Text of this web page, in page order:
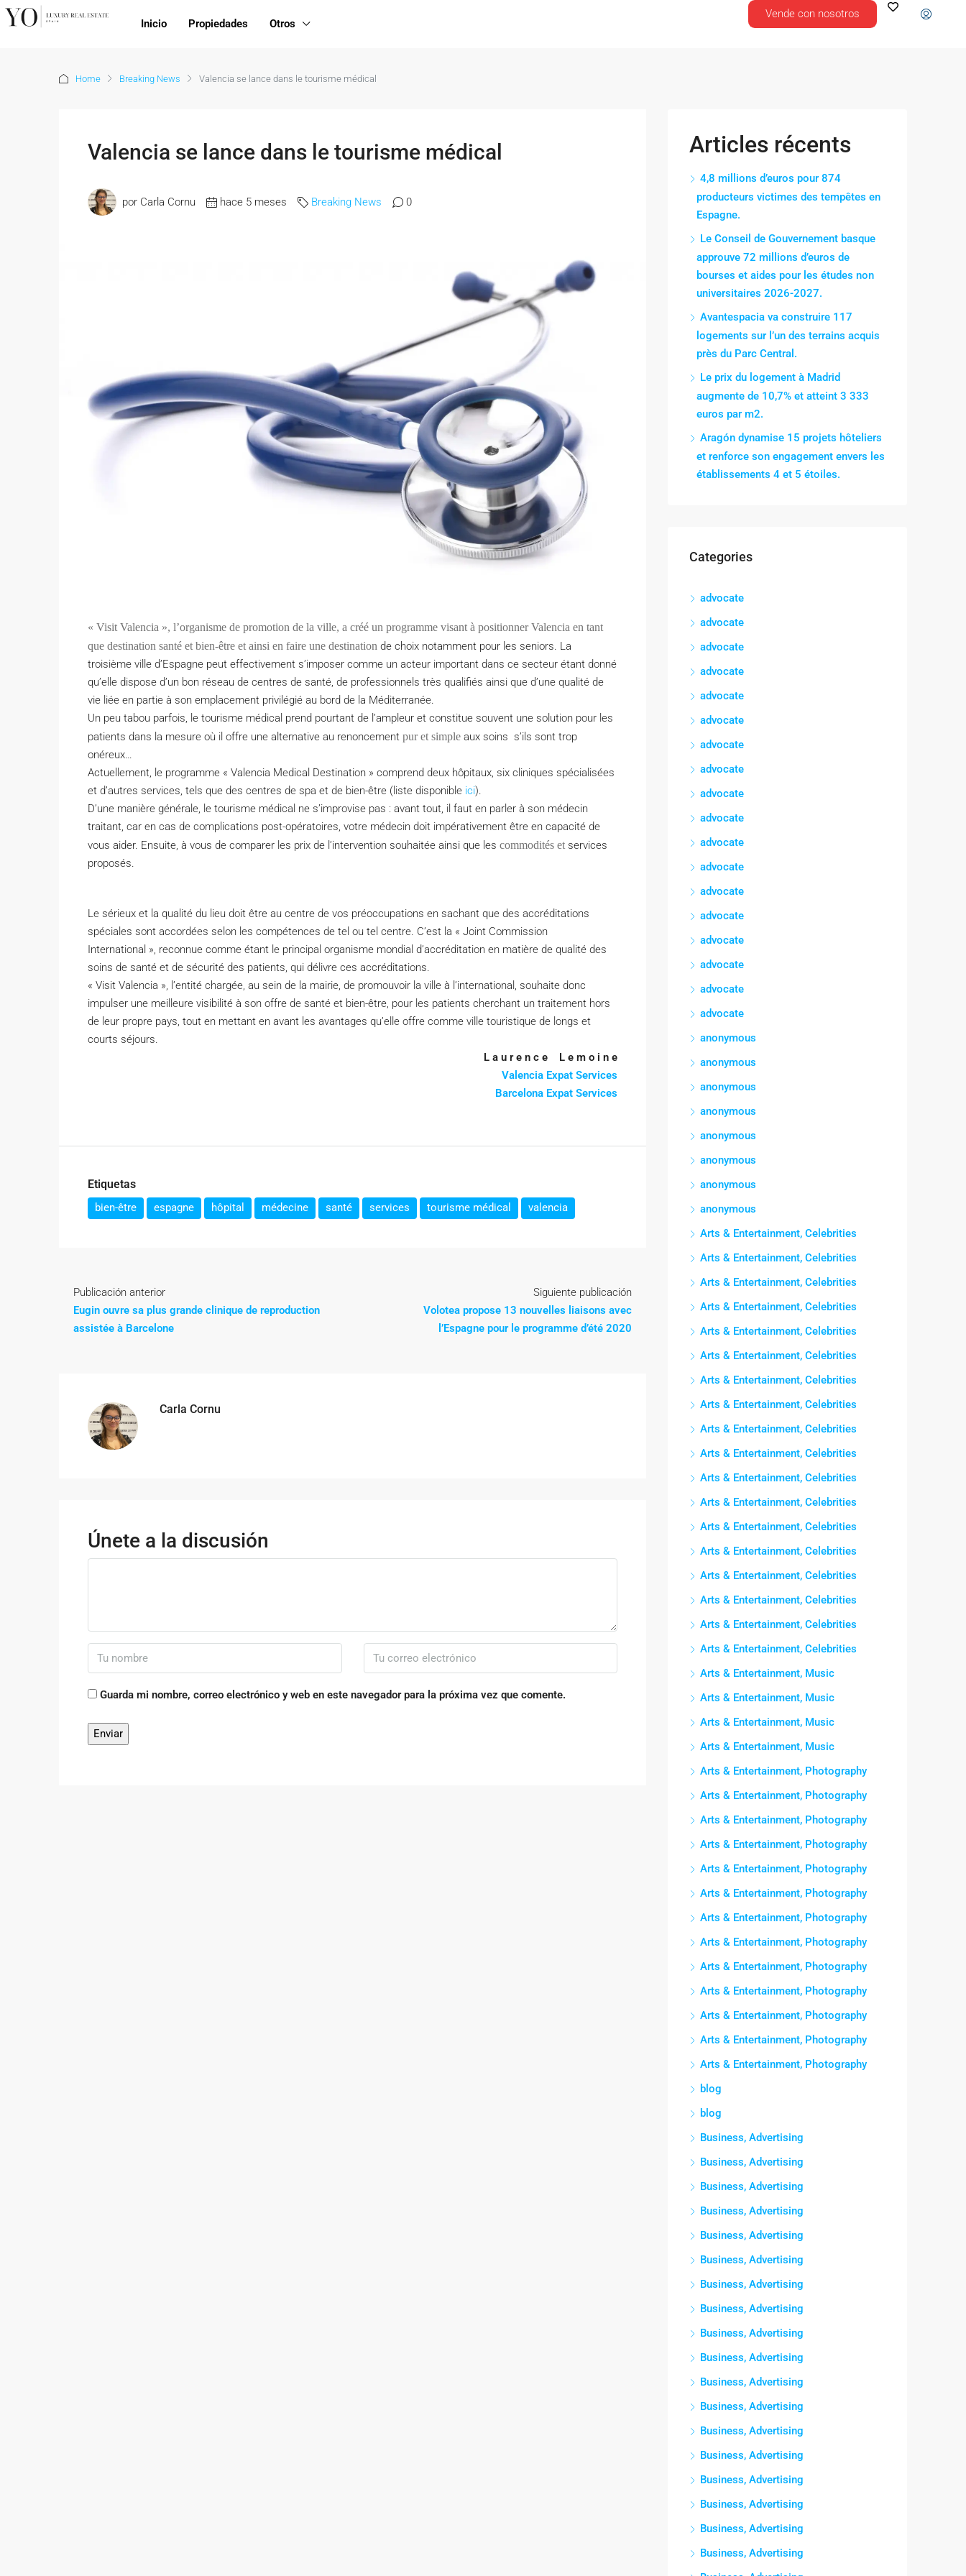
Inicio Propiedades Otros
Vende con nosotros
Home Breaking News Valencia se lance dans le tourisme médical
Valencia se lance dans le tourisme médical
por Carla Cornu hace 5 meses Breaking News 0
« Visit Valencia », l’organisme de promotion de la ville, a créé un programme visant à positionner Valencia en tant
que destination santé et bien-être et ainsi en faire une destination de choix notamment pour les seniors. La
troisième ville d’Espagne peut effectivement s’imposer comme un acteur important dans ce secteur étant donné
qu’elle dispose d’un bon réseau de centres de santé, de professionnels très qualifiés ainsi que d’une qualité de
vie liée en partie à son emplacement privilégié au bord de la Méditerranée.
Un peu tabou parfois, le tourisme médical prend pourtant de l’ampleur et constitue souvent une solution pour les
patients dans la mesure où il offre une alternative au renoncement pur et simple aux soins s’ils sont trop
onéreux…
Actuellement, le programme « Valencia Medical Destination » comprend deux hôpitaux, six cliniques spécialisées
et d’autres services, tels que des centres de spa et de bien-être (liste disponible ici).
D’une manière générale, le tourisme médical ne s’improvise pas : avant tout, il faut en parler à son médecin
traitant, car en cas de complications post-opératoires, votre médecin doit impérativement être en capacité de
vous aider. Ensuite, à vous de comparer les prix de l’intervention souhaitée ainsi que les commodités et services
proposés.
Le sérieux et la qualité du lieu doit être au centre de vos préoccupations en sachant que des accréditations
spéciales sont accordées selon les compétences de tel ou tel centre. C’est la « Joint Commission
International », reconnue comme étant le principal organisme mondial d’accréditation en matière de qualité des
soins de santé et de sécurité des patients, qui délivre ces accréditations.
« Visit Valencia », l’entité chargée, au sein de la mairie, de promouvoir la ville à l’international, souhaite donc
impulser une meilleure visibilité à son offre de santé et bien-être, pour les patients cherchant un traitement hors
de leur propre pays, tout en mettant en avant les avantages qu’elle offre comme ville touristique de longs et
courts séjours.
L a u r e n c e L e m o i n e
Valencia Expat Services
Barcelona Expat Services
Etiquetas
bien-être espagne hôpital médecine santé services tourisme médical valencia
Publicación anterior
Eugin ouvre sa plus grande clinique de reproduction
assistée à Barcelone
Siguiente publicación
Volotea propose 13 nouvelles liaisons avec
l’Espagne pour le programme d’été 2020
Carla Cornu
Únete a la discusión
Guarda mi nombre, correo electrónico y web en este navegador para la próxima vez que comente.
Articles récents
4,8 millions d’euros pour 874
producteurs victimes des tempêtes en
Espagne.
Le Conseil de Gouvernement basque
approuve 72 millions d’euros de
bourses et aides pour les études non
universitaires 2026-2027.
Avantespacia va construire 117
logements sur l’un des terrains acquis
près du Parc Central.
Le prix du logement à Madrid
augmente de 10,7% et atteint 3 333
euros par m2.
Aragón dynamise 15 projets hôteliers
et renforce son engagement envers les
établissements 4 et 5 étoiles.
Categories
advocate
advocate
advocate
advocate
advocate
advocate
advocate
advocate
advocate
advocate
advocate
advocate
advocate
advocate
advocate
advocate
advocate
advocate
anonymous
anonymous
anonymous
anonymous
anonymous
anonymous
anonymous
anonymous
Arts & Entertainment, Celebrities
Arts & Entertainment, Celebrities
Arts & Entertainment, Celebrities
Arts & Entertainment, Celebrities
Arts & Entertainment, Celebrities
Arts & Entertainment, Celebrities
Arts & Entertainment, Celebrities
Arts & Entertainment, Celebrities
Arts & Entertainment, Celebrities
Arts & Entertainment, Celebrities
Arts & Entertainment, Celebrities
Arts & Entertainment, Celebrities
Arts & Entertainment, Celebrities
Arts & Entertainment, Celebrities
Arts & Entertainment, Celebrities
Arts & Entertainment, Celebrities
Arts & Entertainment, Celebrities
Arts & Entertainment, Celebrities
Arts & Entertainment, Music
Arts & Entertainment, Music
Arts & Entertainment, Music
Arts & Entertainment, Music
Arts & Entertainment, Photography
Arts & Entertainment, Photography
Arts & Entertainment, Photography
Arts & Entertainment, Photography
Arts & Entertainment, Photography
Arts & Entertainment, Photography
Arts & Entertainment, Photography
Arts & Entertainment, Photography
Arts & Entertainment, Photography
Arts & Entertainment, Photography
Arts & Entertainment, Photography
Arts & Entertainment, Photography
Arts & Entertainment, Photography
blog
blog
Business, Advertising
Business, Advertising
Business, Advertising
Business, Advertising
Business, Advertising
Business, Advertising
Business, Advertising
Business, Advertising
Business, Advertising
Business, Advertising
Business, Advertising
Business, Advertising
Business, Advertising
Business, Advertising
Business, Advertising
Business, Advertising
Business, Advertising
Business, Advertising